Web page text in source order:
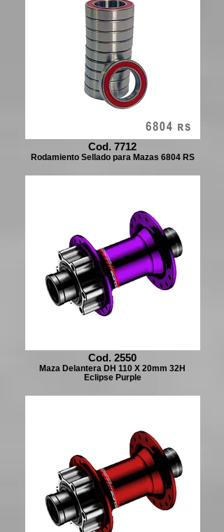
Cod. 7712
Rodamiento Sellado para Mazas 6804 RS
Cod. 2550
Maza Delantera DH 110 X 20mm 32H
Eclipse Purple